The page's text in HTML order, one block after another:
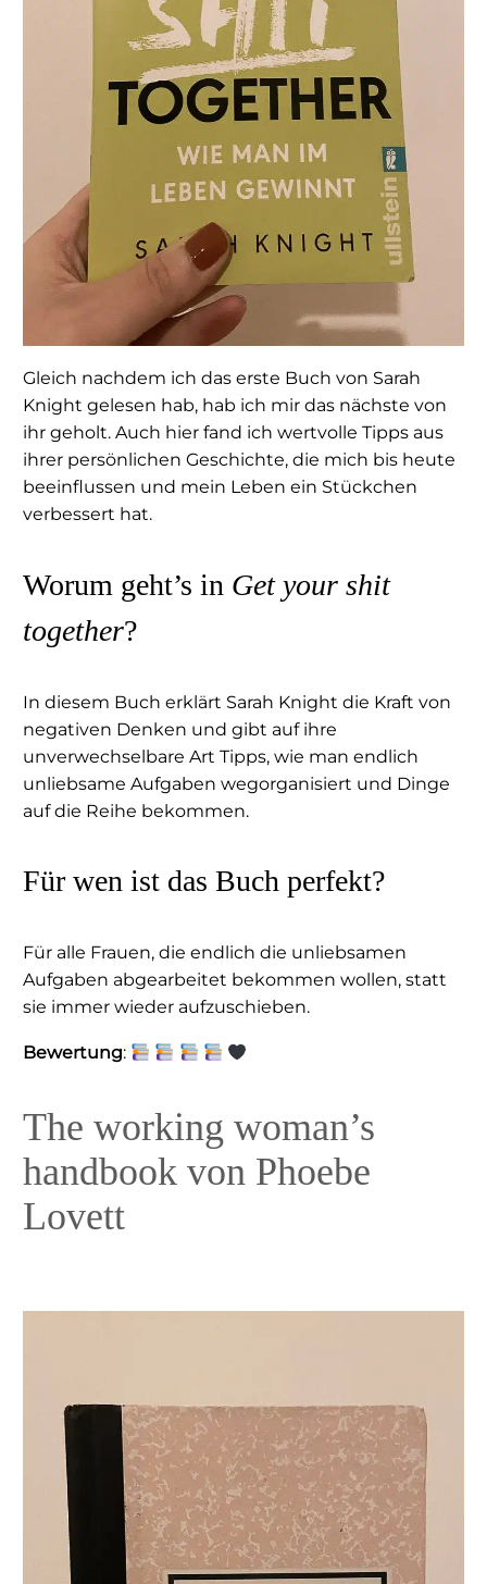
Gleich nachdem ich das erste Buch von Sarah
Knight gelesen hab, hab ich mir das nächste von
ihr geholt. Auch hier fand ich wertvolle Tipps aus
ihrer persönlichen Geschichte, die mich bis heute
beeinflussen und mein Leben ein Stückchen
verbessert hat.
Worum geht’s in Get your shit
together?
In diesem Buch erklärt Sarah Knight die Kraft von
negativen Denken und gibt auf ihre
unverwechselbare Art Tipps, wie man endlich
unliebsame Aufgaben wegorganisiert und Dinge
auf die Reihe bekommen.
Für wen ist das Buch perfekt?
Für alle Frauen, die endlich die unliebsamen
Aufgaben abgearbeitet bekommen wollen, statt
sie immer wieder aufzuschieben.
Bewertung:
The working woman’s
handbook von Phoebe
Lovett